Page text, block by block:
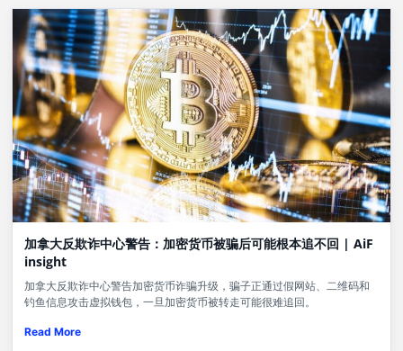
加拿大反欺诈中心警告：加密货币被骗后可能根本追不回 | AiF
insight
加拿大反欺诈中心警告加密货币诈骗升级，骗子正通过假网站、二维码和
钓鱼信息攻击虚拟钱包，一旦加密货币被转走可能很难追回。
Read More